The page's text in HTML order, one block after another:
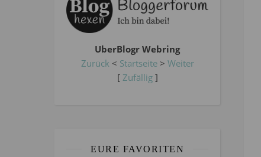
UberBlogr Webring
Zurück < Startseite> Weiter
[ Zufällig]
EURE FAVORITEN